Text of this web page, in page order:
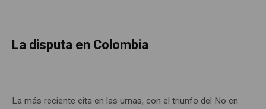
La disputa en Colombia
La más reciente cita en las urnas, con el triunfo del No en